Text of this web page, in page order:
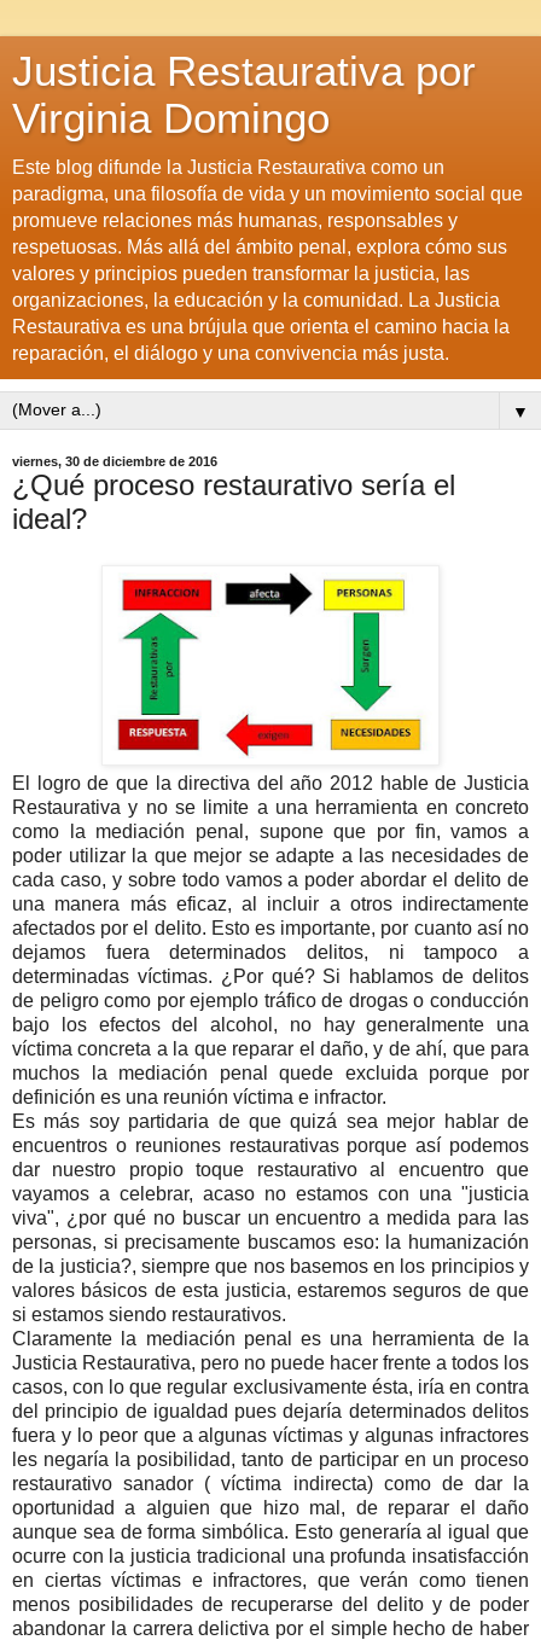
Justicia Restaurativa por
Virginia Domingo
Este blog difunde la Justicia Restaurativa como un
paradigma, una filosofía de vida y un movimiento social que
promueve relaciones más humanas, responsables y
respetuosas. Más allá del ámbito penal, explora cómo sus
valores y principios pueden transformar la justicia, las
organizaciones, la educación y la comunidad. La Justicia
Restaurativa es una brújula que orienta el camino hacia la
reparación, el diálogo y una convivencia más justa.
▼
viernes, 30 de diciembre de 2016
¿Qué proceso restaurativo sería el
ideal?
El logro de que la directiva del año 2012 hable de Justicia
Restaurativa y no se limite a una herramienta en concreto
como la mediación penal, supone que por fin, vamos a
poder utilizar la que mejor se adapte a las necesidades de
cada caso, y sobre todo vamos a poder abordar el delito de
una manera más eficaz, al incluir a otros indirectamente
afectados por el delito. Esto es importante, por cuanto así no
dejamos fuera determinados delitos, ni tampoco a
determinadas víctimas. ¿Por qué? Si hablamos de delitos
de peligro como por ejemplo tráfico de drogas o conducción
bajo los efectos del alcohol, no hay generalmente una
víctima concreta a la que reparar el daño, y de ahí, que para
muchos la mediación penal quede excluida porque por
definición es una reunión víctima e infractor.
Es más soy partidaria de que quizá sea mejor hablar de
encuentros o reuniones restaurativas porque así podemos
dar nuestro propio toque restaurativo al encuentro que
vayamos a celebrar, acaso no estamos con una "justicia
viva", ¿por qué no buscar un encuentro a medida para las
personas, si precisamente buscamos eso: la humanización
de la justicia?, siempre que nos basemos en los principios y
valores básicos de esta justicia, estaremos seguros de que
si estamos siendo restaurativos.
Claramente la mediación penal es una herramienta de la
Justicia Restaurativa, pero no puede hacer frente a todos los
casos, con lo que regular exclusivamente ésta, iría en contra
del principio de igualdad pues dejaría determinados delitos
fuera y lo peor que a algunas víctimas y algunas infractores
les negaría la posibilidad, tanto de participar en un proceso
restaurativo sanador ( víctima indirecta) como de dar la
oportunidad a alguien que hizo mal, de reparar el daño
aunque sea de forma simbólica. Esto generaría al igual que
ocurre con la justicia tradicional una profunda insatisfacción
en ciertas víctimas e infractores, que verán como tienen
menos posibilidades de recuperarse del delito y de poder
abandonar la carrera delictiva por el simple hecho de haber